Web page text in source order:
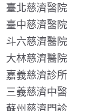
臺北慈濟醫院
臺中慈濟醫院
斗六慈濟醫院
大林慈濟醫院
嘉義慈濟診所
三義慈濟中醫